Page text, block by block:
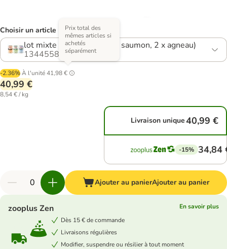
Choisir un article (8 variantes)
lot mixte (2 x sanglier, 2 x saumon, 2 x agneau)
1344558.1
-2.36%À l'unité41,98 €
Prix total des
mêmes articles si
achetés
séparément
40,99 €
8,54 € / kg
Livraison unique40,99 €
-15% 34,84
Ajouter au panierAjouter au panier
zooplus Zen
En savoir plus
Dès 15 € de commande
Livraisons régulières
Modifier, suspendre ou résilier à tout moment